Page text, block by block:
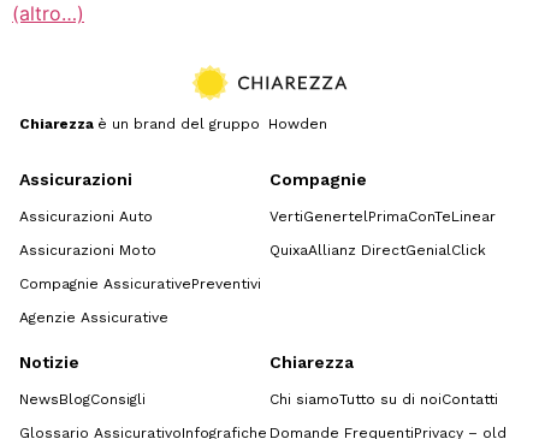
(altro…)
Chiarezza è un brand del gruppo Howden
Assicurazioni
Assicurazioni Auto
Assicurazioni Moto
Compagnie AssicurativePreventivi
Agenzie Assicurative
Compagnie
VertiGenertelPrimaConTeLinear
QuixaAllianz DirectGenialClick
Notizie
NewsBlogConsigli
Glossario AssicurativoInfografiche
Chiarezza
Chi siamoTutto su di noiContatti
Domande FrequentiPrivacy – old